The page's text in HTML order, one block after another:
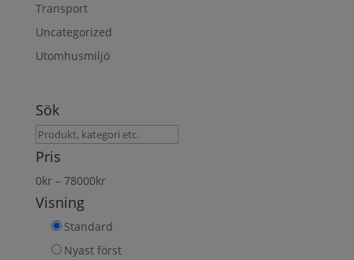
Transport
Uncategorized
Utomhusmiljö
Sök
Sök
produkt
Pris
0kr– 78000kr
Visning
Standard
Nyast först